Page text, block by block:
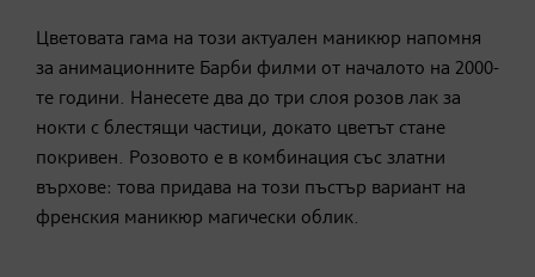
Цветовата гама на този актуален маникюр напомня
за анимационните Барби филми от началото на 2000-
те години. Нанесете два до три слоя розов лак за
нокти с блестящи частици, докато цветът стане
покривен. Розовото е в комбинация със златни
върхове: това придава на този пъстър вариант на
френския маникюр магически облик.